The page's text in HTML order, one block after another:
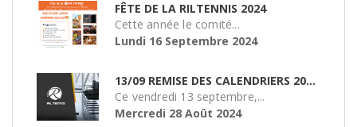
FÊTE DE LA RILTENNIS 2024
Cette année le comité...
Lundi 16 Septembre 2024
13/09 REMISE DES CALENDRIERS 2024/2025
Ce vendredi 13 septembre,...
Mercredi 28 Août 2024